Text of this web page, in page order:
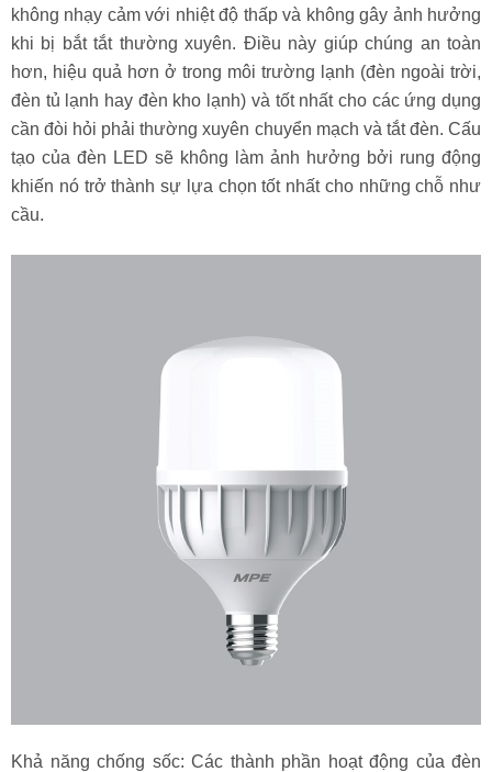
không nhạy cảm với nhiệt độ thấp và không gây ảnh hưởng
khi bị bắt tắt thường xuyên. Điều này giúp chúng an toàn
hơn, hiệu quả hơn ở trong môi trường lạnh (đèn ngoài trời,
đèn tủ lạnh hay đèn kho lạnh) và tốt nhất cho các ứng dụng
cần đòi hỏi phải thường xuyên chuyển mạch và tắt đèn. Cấu
tạo của đèn LED sẽ không làm ảnh hưởng bởi rung động
khiến nó trở thành sự lựa chọn tốt nhất cho những chỗ như
cầu.
Khả năng chống sốc: Các thành phần hoạt động của đèn